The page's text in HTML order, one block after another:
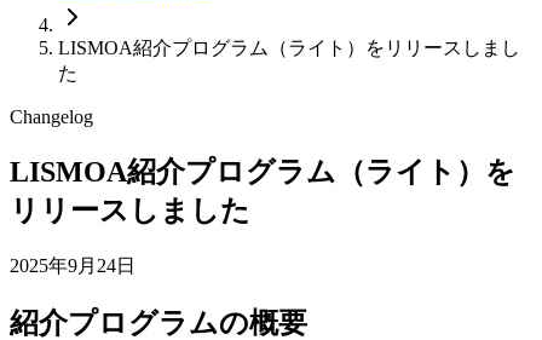
LISMOA紹介プログラム（ライト）をリリースしまし
た
Changelog
LISMOA紹介プログラム（ライト）を
リリースしました
2025年9月24日
紹介プログラムの概要